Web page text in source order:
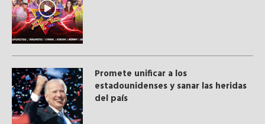
Promete unificar a los
estadounidenses y sanar las heridas
del país